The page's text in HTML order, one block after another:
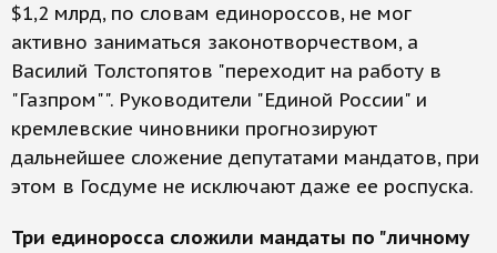
$1,2 млрд, по словам единороссов, не мог
активно заниматься законотворчеством, а
Василий Толстопятов "переходит на работу в
"Газпром"". Руководители "Единой России" и
кремлевские чиновники прогнозируют
дальнейшее сложение депутатами мандатов, при
этом в Госдуме не исключают даже ее роспуска.
Три единоросса сложили мандаты по "личному